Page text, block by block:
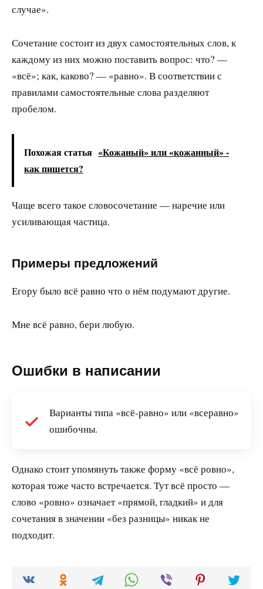
случае».
Сочетание состоит из двух самостоятельных слов, к
каждому из них можно поставить вопрос: что? —
«всё»; как, каково? — «равно». В соответствии с
правилами самостоятельные слова разделяют
пробелом.
Похожая статья «Кожаный» или «кожанный» -
как пишется?
Чаще всего такое словосочетание — наречие или
усиливающая частица.
Примеры предложений
Егору было всё равно что о нём подумают другие.
Мне всё равно, бери любую.
Ошибки в написании
Варианты типа «всё-равно» или «всеравно»
ошибочны.
Однако стоит упомянуть также форму «всё ровно»,
которая тоже часто встречается. Тут всё просто —
слово «ровно» означает «прямой, гладкий» и для
сочетания в значении «без разницы» никак не
подходит.